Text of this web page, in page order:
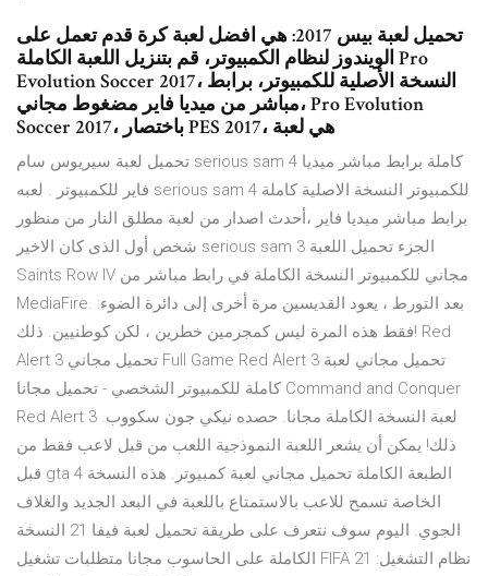
تحميل لعبة بيس 2017: هي افضل لعبة كرة قدم تعمل على
الويندوز لنظام الكمبيوتر، قم بتنزيل اللعبة الكاملة Pro
Evolution Soccer 2017، النسخة الأصلية للكمبيوتر، برابط
مباشر من ميديا فاير مضغوط مجاني، Pro Evolution
Soccer 2017، باختصار PES 2017، هي لعبة
تحميل لعبة سيريوس سام serious sam 4 كاملة برابط مباشر ميديا
فاير للكمبيوتر . لعبه serious sam 4 للكمبيوتر النسخة الاصلية كاملة
برابط مباشر ميديا فاير ،أحدث اصدار من لعبة مطلق النار من منظور
شخص أول الذى كان الاخير serious sam 3 الجزء تحميل اللعبة
Saints Row IV مجاني للكمبيوتر النسخة الكاملة في رابط مباشر من
MediaFire. بعد التورط ، يعود القديسين مرة أخرى إلى دائرة الضوء:
فقط هذه المرة ليس كمجرمين خطرين ، لكن كوطنيين. ذلك! Red
Alert 3 تحميل مجاني Full Game Red Alert 3 تحميل مجاني لعبة
كاملة للكمبيوتر الشخصي - تحميل مجانا Command and Conquer
Red Alert 3 لعبة النسخة الكاملة مجانا. حصده نيكي جون سكووب.
ذلك! يمكن أن يشعر اللعبة النموذجية اللعب من قبل لاعب فقط من
قبل gta 4 الطبعة الكاملة تحميل مجاني لعبة كمبيوتر. هذه النسخة
الخاصة تسمح للاعب بالاستمتاع باللعبة في البعد الجديد والغلاف
الجوي. اليوم سوف نتعرف على طريقة تحميل لعبة فيفا 21 النسخة
الكاملة على الحاسوب مجانا متطلبات تشغيل FIFA 21 نظام التشغيل: